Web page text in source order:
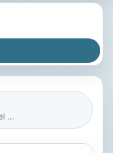
Vamos a usar la DIVISIÓN en el campamento de deportes (Using DIVISION at Sports Camp)